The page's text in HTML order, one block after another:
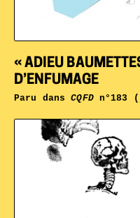
« ADIEU
D’ENFUMAGE
Paru dansCQFDn°183